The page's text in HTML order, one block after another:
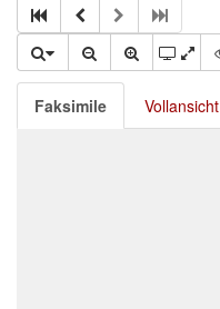
Faksimile Vollansicht